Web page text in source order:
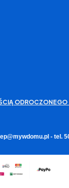
ODROCZONEGO
- tel.